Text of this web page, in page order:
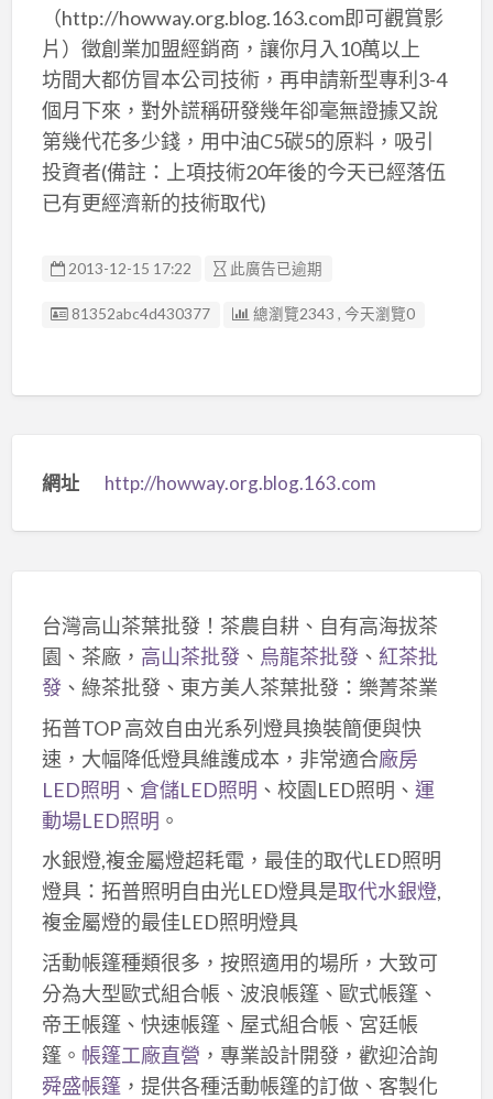
（http://howway.org.blog.163.com即可觀賞影
片）徵創業加盟經銷商，讓你月入10萬以上
坊間大都仿冒本公司技術，再申請新型專利3-4
個月下來，對外謊稱研發幾年卻毫無證據又說
第幾代花多少錢，用中油C5碳5的原料，吸引
投資者(備註：上項技術20年後的今天已經落伍
已有更經濟新的技術取代)
2013-12-15 17:22 此廣告已逾期
廣告编號
81352abc4d430377 總瀏覽2343 , 今天瀏覽0
網址 http://howway.org.blog.163.com
台灣高山茶葉批發！茶農自耕、自有高海拔茶
園、茶廠， 高山茶批發、 烏龍茶批發、 紅茶批
發、綠茶批發、東方美人茶葉批發：樂菁茶業
拓普TOP 高效自由光系列燈具換裝簡便與快
速，大幅降低燈具維護成本，非常適合廠房
LED照明 、 倉儲LED照明 、校園LED照明、 運
動場LED照明 。
水銀燈,複金屬燈超耗電，最佳的取代LED照明
燈具：拓普照明自由光LED燈具是取代水銀燈,
複金屬燈的最佳LED照明燈具
活動帳篷種類很多，按照適用的場所，大致可
分為大型歐式組合帳、波浪帳篷、歐式帳篷、
帝王帳篷、快速帳篷、屋式組合帳、宮廷帳
篷。 帳篷工廠直營 ，專業設計開發，歡迎洽詢
舜盛帳篷，提供各種活動帳篷的訂做、客製化